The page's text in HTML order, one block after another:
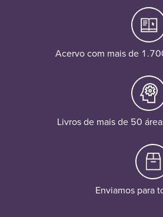
Acervo com mais de
Livros de mais de 50
Enviamos para